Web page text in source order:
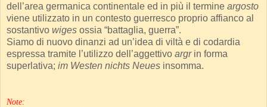
dell’area germanica continentale ed in più il termine argosto
viene utilizzato in un contesto guerresco proprio affianco al
sostantivo wiges ossia “battaglia, guerra”.
Siamo di nuovo dinanzi ad un’idea di viltà e di codardia
espressa tramite l’utilizzo dell’aggettivo argrin forma
superlativa; im Westen nichts Neues insomma.
Note: